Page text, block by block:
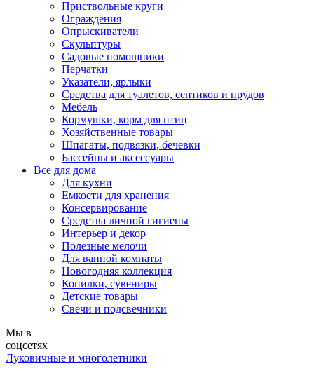
Приствольные круги
Ограждения
Опрыскиватели
Скульптуры
Садовые помощники
Перчатки
Указатели, ярлыки
Средства для туалетов, септиков и прудов
Мебель
Кормушки, корм для птиц
Хозяйственные товары
Шпагаты, подвязки, бечевки
Бассейны и аксессуары
Все для дома
Для кухни
Емкости для хранения
Консервирование
Средства личной гигиены
Интерьер и декор
Полезные мелочи
Для ванной комнаты
Новогодняя коллекция
Копилки, сувениры
Детские товары
Свечи и подсвечники
Мы в
соцсетях
Луковичные и многолетники